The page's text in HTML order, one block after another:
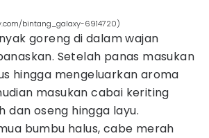
bintang_galaxy-6914720)
goreng di dalam wajan
Setelah panas masukan
hingga mengeluarkan aroma
masukan cabai keriting
dan oseng hingga layu.
bumbu halus, cabe merah